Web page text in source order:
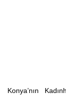
Konya’nın